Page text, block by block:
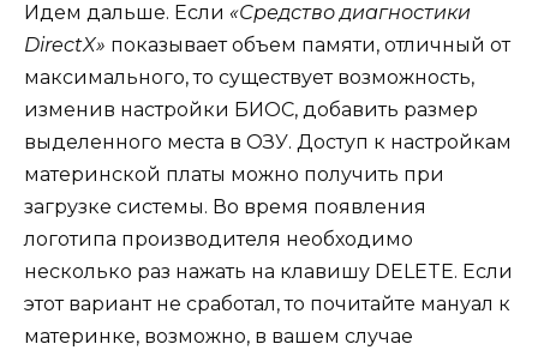
Идем дальше. Если «Средство диагностики
DirectX» показывает объем памяти, отличный от
максимального, то существует возможность,
изменив настройки БИОС, добавить размер
выделенного места в ОЗУ. Доступ к настройкам
материнской платы можно получить при
загрузке системы. Во время появления
логотипа производителя необходимо
несколько раз нажать на клавишу DELETE. Если
этот вариант не сработал, то почитайте мануал к
материнке, возможно, в вашем случае